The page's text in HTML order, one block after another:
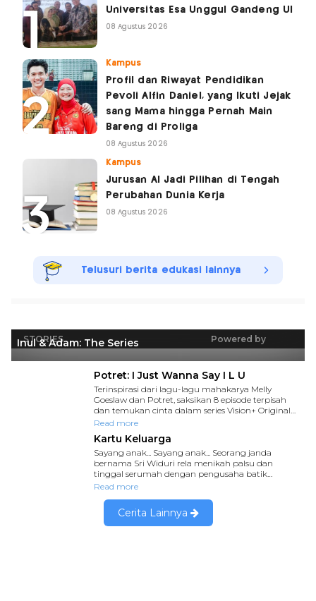
Universitas Esa Unggul Gandeng UI
08 Agustus 2026
Kampus
Profil dan Riwayat Pendidikan
Pevoli Alfin Daniel, yang Ikuti Jejak
sang Mama hingga Pernah Main
Bareng di Proliga
08 Agustus 2026
Kampus
Jurusan AI Jadi Pilihan di Tengah
Perubahan Dunia Kerja
08 Agustus 2026
Telusuri berita edukasi lainnya